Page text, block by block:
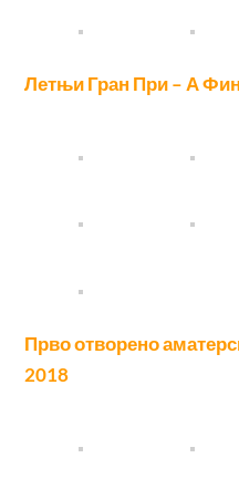
Летњи Гран При – А
Прво отворено
2018